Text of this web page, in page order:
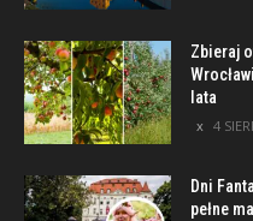
Zbieraj
lata
4
Dni
pełne